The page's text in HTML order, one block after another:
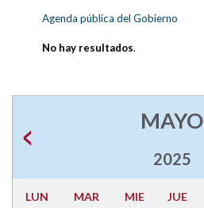
Agenda pública del Gobierno
No hay resultados.
MAYO
2025
LUN MAR MIE JUE